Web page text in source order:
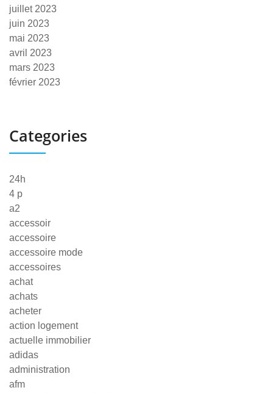
juillet 2023
juin 2023
mai 2023
avril 2023
mars 2023
février 2023
Categories
24h
4 p
a2
accessoir
accessoire
accessoire mode
accessoires
achat
achats
acheter
action logement
actuelle immobilier
adidas
administration
afm